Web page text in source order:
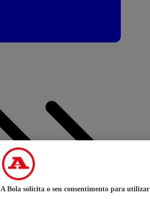
A Bola solicita o seu consentimento para utilizar